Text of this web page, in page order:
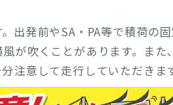
出発前やSA・PA等で積荷の
が吹くことがあります。ま
注意して走行していただきま